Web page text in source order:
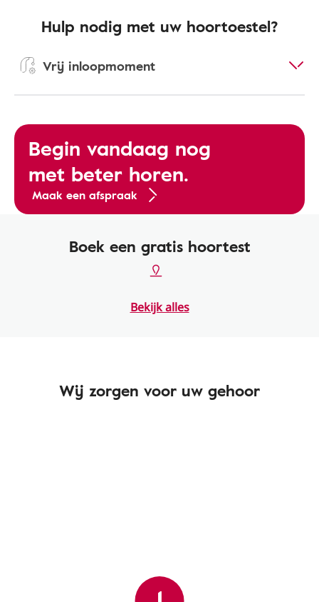
Hulp nodig met uw hoortoestel?
Vrij inloopmoment
Begin vandaag nog
met beter horen.
Maak een afspraak
Boek een gratis hoortest
Bekijk alles
Wij zorgen voor uw gehoor